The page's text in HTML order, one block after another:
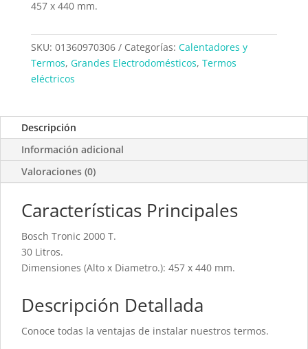
457 x 440 mm.
SKU: 01360970306 Categorías: Calentadores y
Termos, Grandes Electrodomésticos, Termos
eléctricos
Descripción
Información adicional
Valoraciones (0)
Características Principales
Bosch Tronic 2000 T.
30 Litros.
Dimensiones (Alto x Diametro.): 457 x 440 mm.
Descripción Detallada
Conoce todas la ventajas de instalar nuestros termos.